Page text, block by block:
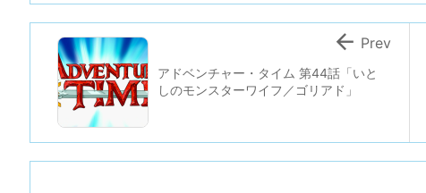
アドベンチャー・タイム 第44話「いと
しのモンスターワイフ／ゴリアド」
 Prev